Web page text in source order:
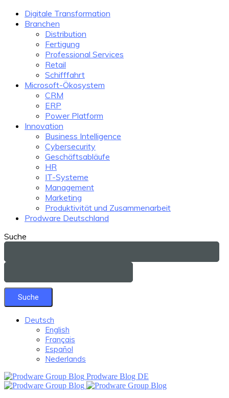
Digitale Transformation
Branchen
Distribution
Fertigung
Professional Services
Retail
Schifffahrt
Microsoft-Ökosystem
CRM
ERP
Power Platform
Innovation
Business Intelligence
Cybersecurity
Geschäftsabläufe
HR
IT-Systeme
Management
Marketing
Produktivität und Zusammenarbeit
Prodware Deutschland
Suche
Deutsch
English
Français
Español
Nederlands
Prodware Blog DE